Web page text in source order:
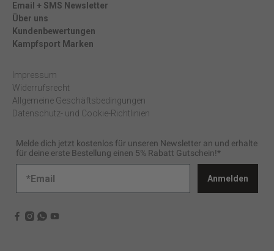
Email + SMS Newsletter
Über uns
Kundenbewertungen
Kampfsport Marken
Impressum
Widerrufsrecht
Allgemeine Geschäftsbedingungen
Datenschutz- und Cookie-Richtlinien
Melde dich jetzt kostenlos für unseren Newsletter an und erhalte
für deine erste Bestellung einen 5% Rabatt Gutschein!*
Anmelden